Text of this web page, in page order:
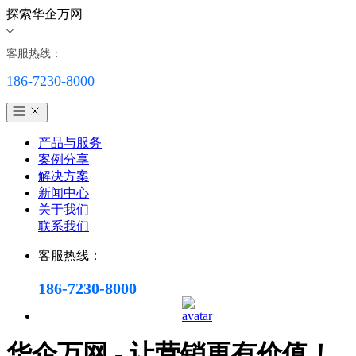
探索华企万网
客服热线：
186-7230-8000
产品与服务
案例分享
解决方案
新闻中心
关于我们
联系我们
客服热线：
186-7230-8000